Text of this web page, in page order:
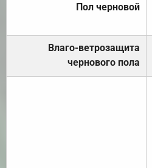
Пол черновой
Влаго-ветрозащита
чернового пола